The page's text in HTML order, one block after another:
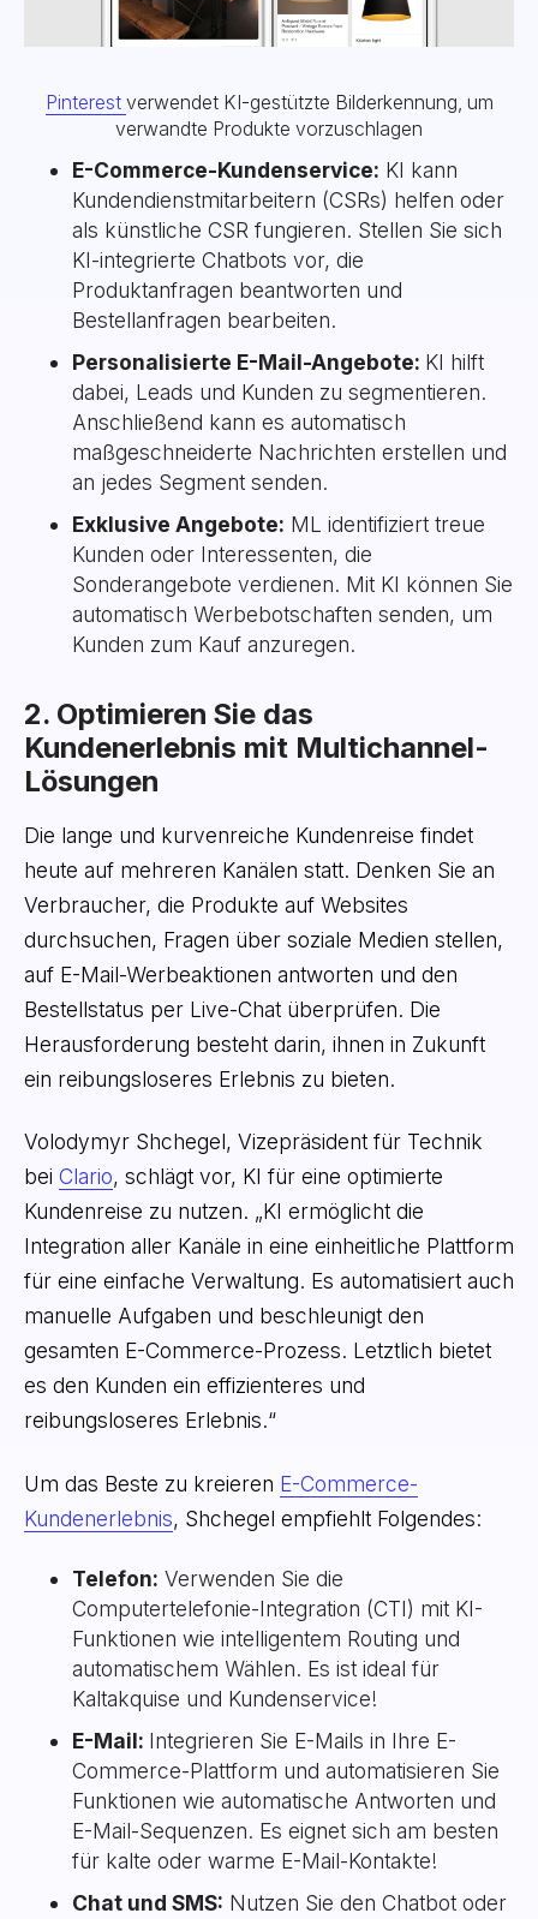
Pinterest verwendet KI-gestützte Bilderkennung, um
verwandte Produkte vorzuschlagen
E-Commerce-Kundenservice: KI kann
Kundendienstmitarbeitern (CSRs) helfen oder
als künstliche CSR fungieren. Stellen Sie sich
KI-integrierte Chatbots vor, die
Produktanfragen beantworten und
Bestellanfragen bearbeiten.
Personalisierte E-Mail-Angebote: KI hilft
dabei, Leads und Kunden zu segmentieren.
Anschließend kann es automatisch
maßgeschneiderte Nachrichten erstellen und
an jedes Segment senden.
Exklusive Angebote: ML identifiziert treue
Kunden oder Interessenten, die
Sonderangebote verdienen. Mit KI können Sie
automatisch Werbebotschaften senden, um
Kunden zum Kauf anzuregen.
2. Optimieren Sie das
Kundenerlebnis mit Multichannel-
Lösungen
Die lange und kurvenreiche Kundenreise findet
heute auf mehreren Kanälen statt. Denken Sie an
Verbraucher, die Produkte auf Websites
durchsuchen, Fragen über soziale Medien stellen,
auf E-Mail-Werbeaktionen antworten und den
Bestellstatus per Live-Chat überprüfen. Die
Herausforderung besteht darin, ihnen in Zukunft
ein reibungsloseres Erlebnis zu bieten.
Volodymyr Shchegel, Vizepräsident für Technik
bei Clario, schlägt vor, KI für eine optimierte
Kundenreise zu nutzen. „KI ermöglicht die
Integration aller Kanäle in eine einheitliche Plattform
für eine einfache Verwaltung. Es automatisiert auch
manuelle Aufgaben und beschleunigt den
gesamten E-Commerce-Prozess. Letztlich bietet
es den Kunden ein effizienteres und
reibungsloseres Erlebnis.“
Um das Beste zu kreieren E-Commerce-
Kundenerlebnis, Shchegel empfiehlt Folgendes:
Telefon: Verwenden Sie die
Computertelefonie-Integration (CTI) mit KI-
Funktionen wie intelligentem Routing und
automatischem Wählen. Es ist ideal für
Kaltakquise und Kundenservice!
E-Mail: Integrieren Sie E-Mails in Ihre E-
Commerce-Plattform und automatisieren Sie
Funktionen wie automatische Antworten und
E-Mail-Sequenzen. Es eignet sich am besten
für kalte oder warme E-Mail-Kontakte!
Chat und SMS: Nutzen Sie den Chatbot oder